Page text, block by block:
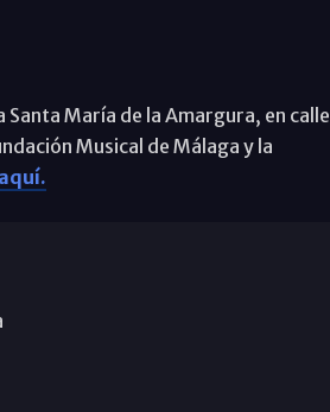
María de la Amargura, en calle
Musical de Málaga y la